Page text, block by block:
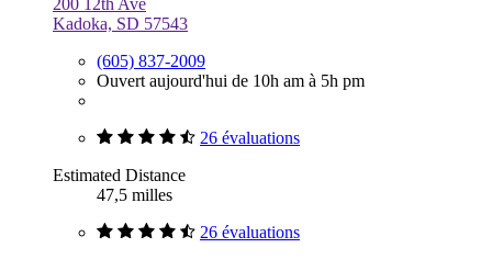
200 12th Ave
Kadoka, SD 57543
(605) 837-2009
Ouvert aujourd'hui de 10h am à 5h pm
26 évaluations
Estimated Distance
47,5 milles
26 évaluations